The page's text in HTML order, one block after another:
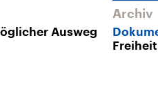
Ausweg
Archiv